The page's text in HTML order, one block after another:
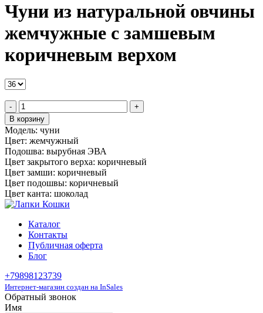
Чуни из натуральной овчины
жемчужные с замшевым
коричневым верхом
-
+
В корзину
Модель: чуни
Цвет: жемчужный
Подошва: вырубная ЭВА
Цвет закрытого верха: коричневый
Цвет замши: коричневый
Цвет подошвы: коричневый
Цвет канта: шоколад
Каталог
Контакты
Публичная оферта
Блог
+79898123739
Интернет-магазин создан на InSales
Обратный звонок
Имя